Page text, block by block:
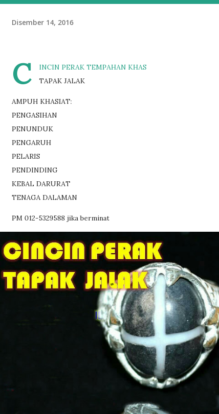
Disember 14, 2016
C
INCIN PERAK TEMPAHAN KHAS
TAPAK JALAK
AMPUH KHASIAT:
PENGASIHAN
PENUNDUK
PENGARUH
PELARIS
PENDINDING
KEBAL DARURAT
TENAGA DALAMAN
PM 012-5329588 jika berminat